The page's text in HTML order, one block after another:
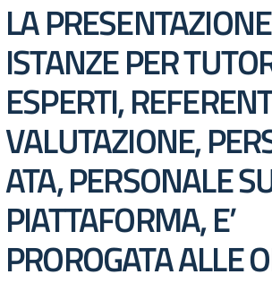
LA
ISTANZE PER
ESPERTI,
VALUTAZIONE,
ATA, PERSONALE
PIATTAFORMA, E’
PROROGATA ALLE